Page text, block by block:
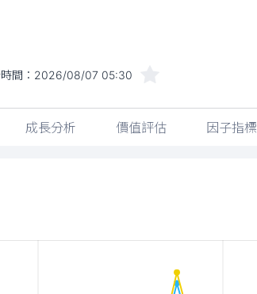
間： 2026/08/07 05:30
成長分析 價值評估 因子指標